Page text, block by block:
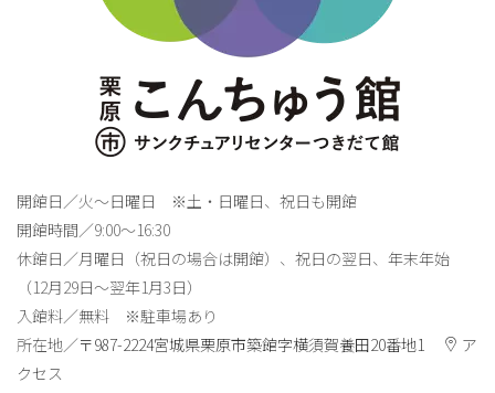
開館日／火～日曜日 ※土・日曜日、祝日も開館
開館時間／9:00～16:30
休館日／月曜日（祝日の場合は開館）、祝日の翌日、年末年始
（12月29日～翌年1月3日）
入館料／無料 ※駐車場あり
所在地／〒987-2224宮城県栗原市築館字横須賀養田20番地1
ア
クセス